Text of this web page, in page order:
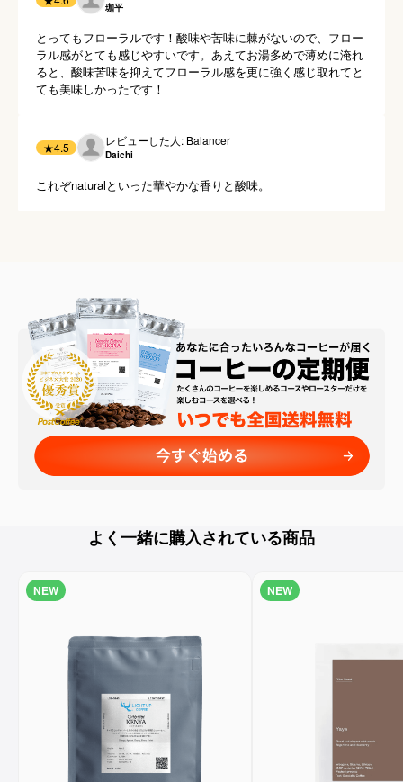
珈平
とってもフローラルです！酸味や苦味に棘がないので、フロー
ラル感がとても感じやすいです。あえてお湯多めで薄めに淹れ
ると、酸味苦味を抑えてフローラル感を更に強く感じ取れてと
ても美味しかったです！
★4.5 レビューした人: Balancer
Daichi
これぞnaturalといった華やかな香りと酸味。
よく一緒に購入されている商品
NEW NEW